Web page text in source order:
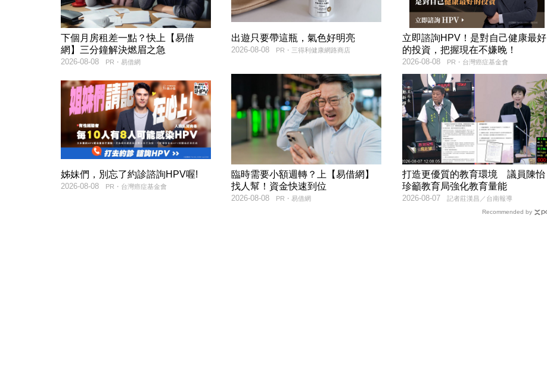
下個月房租差一點？快上【易借
網】三分鐘解決燃眉之急
PR・易借網
2026-08-08
出遊只要帶這瓶，氣色好明亮
PR・三得利健康網路商店
2026-08-08
立即諮詢HPV！是對自己健康最好
的投資，把握現在不嫌晚！
PR・台灣癌症基金會
2026-08-08
姊妹們，別忘了約診諮詢HPV喔!
PR・台灣癌症基金會
2026-08-08
臨時需要小額週轉？上【易借網】
找人幫！資金快速到位
PR・易借網
2026-08-08
打造更優質的教育環境 議員陳怡
珍籲教育局強化教育量能
記者莊漢昌／台南報導
2026-08-07
Recommended by